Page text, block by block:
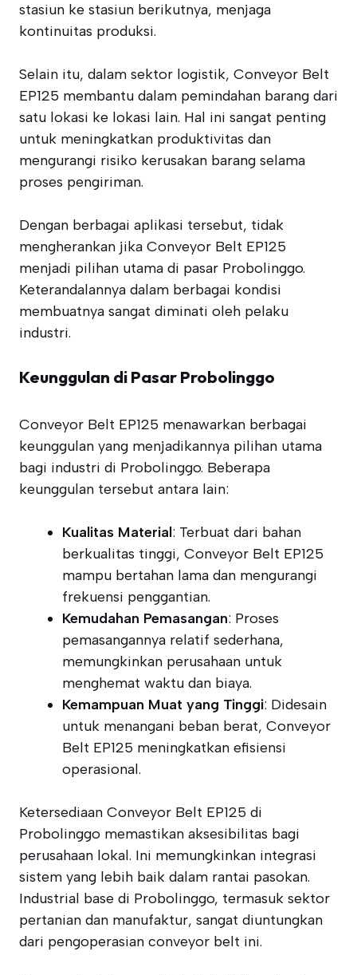
stasiun ke stasiun berikutnya, menjaga
kontinuitas produksi.
Selain itu, dalam sektor logistik, Conveyor Belt
EP125 membantu dalam pemindahan barang dari
satu lokasi ke lokasi lain. Hal ini sangat penting
untuk meningkatkan produktivitas dan
mengurangi risiko kerusakan barang selama
proses pengiriman.
Dengan berbagai aplikasi tersebut, tidak
mengherankan jika Conveyor Belt EP125
menjadi pilihan utama di pasar Probolinggo.
Keterandalannya dalam berbagai kondisi
membuatnya sangat diminati oleh pelaku
industri.
Keunggulan di Pasar Probolinggo
Conveyor Belt EP125 menawarkan berbagai
keunggulan yang menjadikannya pilihan utama
bagi industri di Probolinggo. Beberapa
keunggulan tersebut antara lain:
Kualitas Material: Terbuat dari bahan
berkualitas tinggi, Conveyor Belt EP125
mampu bertahan lama dan mengurangi
frekuensi penggantian.
Kemudahan Pemasangan: Proses
pemasangannya relatif sederhana,
memungkinkan perusahaan untuk
menghemat waktu dan biaya.
Kemampuan Muat yang Tinggi: Didesain
untuk menangani beban berat, Conveyor
Belt EP125 meningkatkan efisiensi
operasional.
Ketersediaan Conveyor Belt EP125 di
Probolinggo memastikan aksesibilitas bagi
perusahaan lokal. Ini memungkinkan integrasi
sistem yang lebih baik dalam rantai pasokan.
Industrial base di Probolinggo, termasuk sektor
pertanian dan manufaktur, sangat diuntungkan
dari pengoperasian conveyor belt ini.